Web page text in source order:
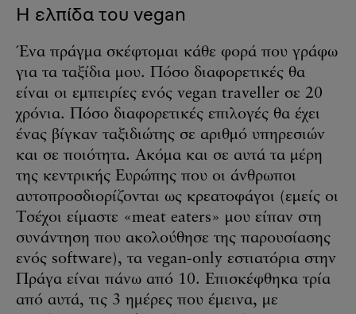
Η ελπίδα του vegan
Ένα πράγμα σκέφτομαι κάθε φορά που γράφω
για τα ταξίδια μου. Πόσο διαφορετικές θα
είναι οι εμπειρίες ενός vegan traveller σε 20
χρόνια. Πόσο διαφορετικές επιλογές θα έχει
ένας βίγκαν ταξιδιώτης σε αριθμό υπηρεσιών
και σε ποιότητα. Ακόμα και σε αυτά τα μέρη
της κεντρικής Ευρώπης που οι άνθρωποι
αυτοπροσδιορίζονται ως κρεατοφάγοι (εμείς οι
Τσέχοι είμαστε «meat eaters» μου είπαν στη
συνάντηση που ακολούθησε της παρουσίασης
ενός software), τα vegan-only εστιατόρια στην
Πράγα είναι πάνω από 10. Επισκέφθηκα τρία
από αυτά, τις 3 ημέρες που έμεινα, με